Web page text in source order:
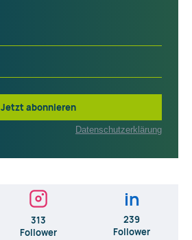
Jetzt abonnieren
Datenschutzerklärung
313
Follower
in
239
Follower